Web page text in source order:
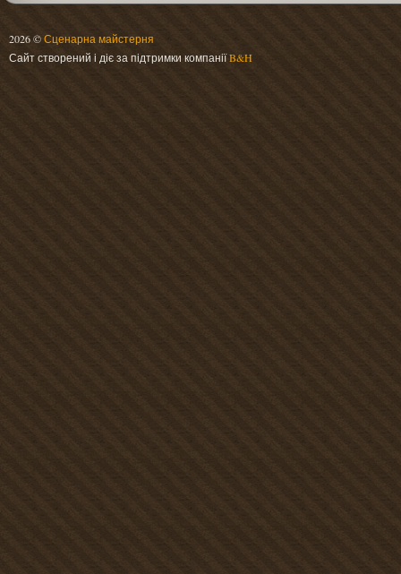
2026 ©Сценарна майстерня
Сайт створений і діє за підтримки компаніїB&H